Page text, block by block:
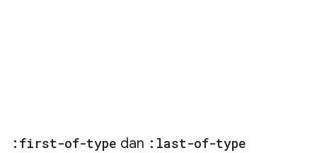
:first-of-type dan :last-of-type